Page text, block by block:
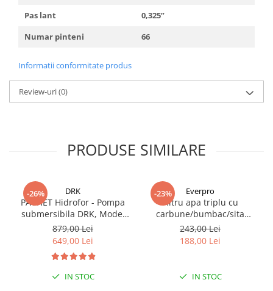
Pas lant
0,325”
Numar pinteni
66
Informatii conformitate produs
Review-uri(0)
PRODUSE SIMILARE
-26% DRK
PACHET Hidrofor - Pompa
submersibila DRK, Model
4STM4-8, putere 1.8 kW,
debit 5m3/h, 8 turbine +
Presostat electronic DRK,
Model PC-58, 1kW, 220 V, 10
Bar
879,00 Lei
649,00 Lei
IN STOC
-23% Everpro
Filtru apa triplu cu
carbune/bumbac/sita
3x3/4"*10
243,00 Lei
188,00 Lei
IN STOC